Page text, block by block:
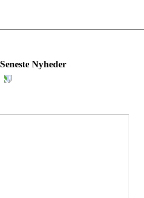
Seneste Nyheder